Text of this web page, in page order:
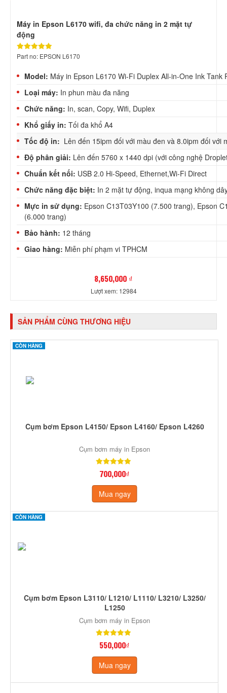
Máy in Epson L6170 wifi, đa chức năng in 2 mặt tự
động
Part no: EPSON L6170
Model: Máy in Epson L6170 Wi-Fi Duplex All-in-One Ink Tank
Loại máy: In phun màu đa năng
Chức năng: In, scan, Copy, Wifi, Duplex
Khổ giấy in: Tối đa khổ A4
Tốc độ in: Lên đến 15ipm đối với màu đen và 8.0ipm đối với
Độ phân giải: Lên đến 5760 x 1440 dpi (với công nghệ
Chuẩn kết nối: USB 2.0 Hi-Speed, Ethernet,Wi-Fi Direct
Chức năng đặc biệt: In 2 mặt tự động, inqua mạng không
Mực in sử dụng: Epson C13T03Y100 (7.500 trang), Epson
(6.000 trang)
Bảo hành: 12 tháng
Giao hàng: Miễn phí phạm vi TPHCM
8,650,000 ₫
Lượt xem: 12984
SẢN PHẨM CÙNG THƯƠNG HIỆU
CÒN HÀNG
Cụm bơm Epson L4150/ Epson L4160/ Epson L4260
Cụm bơm máy in Epson
700,000₫
Mua ngay
CÒN HÀNG
Cụm bơm Epson L3110/ L1210/ L1110/ L3210/ L3250/
L1250
Cụm bơm máy in Epson
550,000₫
Mua ngay